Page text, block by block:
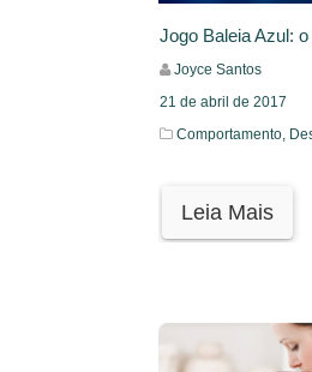
Jogo Baleia Azul:
Joyce Santos
21 de abril de 2017
Comportamento,
Leia Mais